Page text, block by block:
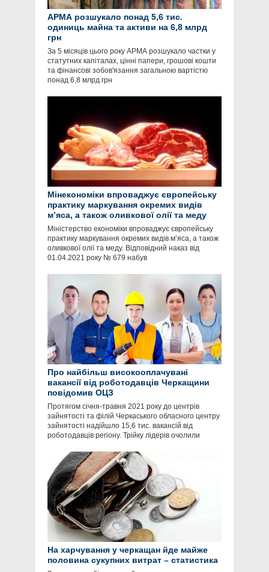
АРМА розшукало понад 5,6 тис.
одиниць майна та активи на 6,8 млрд
грн
За 5 місяців цього року АРМА розшукало частки у
статутних капіталах, цінні папери, грошові кошти
та фінансові зобов'язання загальною вартістю
понад 6,8 млрд грн
Мінекономіки впроваджує європейську
практику маркування окремих видів
м’яса, а також оливкової олії та меду
Міністерство економіки впроваджує європейську
практику маркування окремих видів м’яса, а також
оливкової олії та меду. Відповідний наказ від
01.04.2021 року № 679 набув
Про найбільш високооплачувані
вакансії від роботодавців Черкащини
повідомив ОЦЗ
Протягом січня-травня 2021 року до центрів
зайнятості та філій Черкаського обласного центру
зайнятості надійшло 15,6 тис. вакансій від
роботодавців регіону. Трійку лідерів очолили
На харчування у черкащан йде майже
половина сукупних витрат – статистика